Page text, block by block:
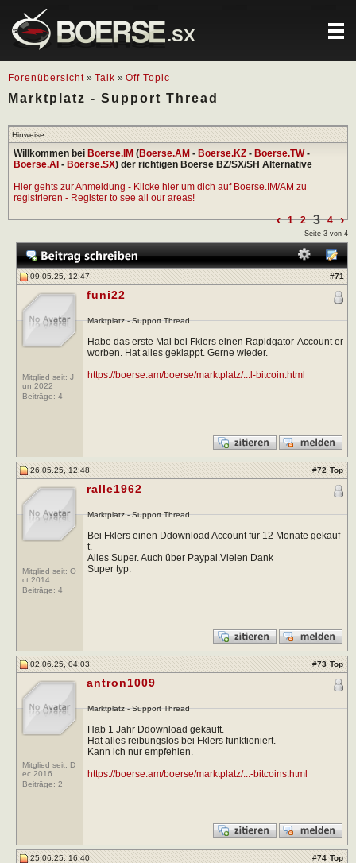
.SX
Forenübersicht » Talk » Off Topic
Marktplatz - Support Thread
Hinweise
Willkommen bei Boerse.IM (Boerse.AM - Boerse.KZ - Boerse.TW-
Boerse.AI - Boerse.SX) der richtigen Boerse BZ/SX/SH Alternative
Hier gehts zur Anmeldung - Klicke hier um dich auf Boerse.IM/AM zu
registrieren - Register to see all our areas!
‹ 1 2 3 4 ›
Seite 3 von 4
09.05.25, 12:47 #71
Mitglied seit: J
un 2022
Beiträge: 4
funi22
Marktplatz - Support Thread
Habe das erste Mal bei Fklers einen Rapidgator-Account er
worben. Hat alles geklappt. Gerne wieder.
https://boerse.am/boerse/marktplatz/...l-bitcoin.html
26.05.25, 12:48 #72 Top
Mitglied seit: O
ct 2014
Beiträge: 4
ralle1962
Marktplatz - Support Thread
Bei Fklers einen Ddownload Account für 12 Monate gekauf
t.
Alles Super. Auch über Paypal.Vielen Dank
Super typ.
02.06.25, 04:03 #73 Top
Mitglied seit: D
ec 2016
Beiträge: 2
antron1009
Marktplatz - Support Thread
Hab 1 Jahr Ddownload gekauft.
Hat alles reibungslos bei Fklers funktioniert.
Kann ich nur empfehlen.
https://boerse.am/boerse/marktplatz/...-bitcoins.html
25.06.25, 16:40 #74 Top